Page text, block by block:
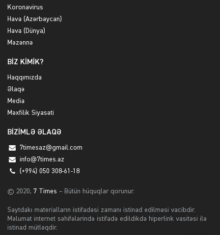
Koronavirus
Hava (Azərbaycan)
Hava (Dünya)
Məzənnə
BİZ KİMİK?
Haqqımızda
Əlaqə
Media
Məxfilik Siyasəti
BİZİMLƏ ƏLAQƏ
7timesaz@gmail.com
info@7times.az
(+994) 050 308-61-18
© 2020, 7 Times – Bütün hüquqlar qorunur.
Saytdakı materialların istifadəsi zamanı istinad edilməsi vacibdir.
Məlumat internet səhifələrində istifadə edildikdə hiperlink vasitəsi ilə
istinad mütləqdir.